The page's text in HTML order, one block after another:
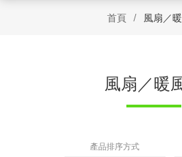
首頁 / 風扇／
風扇／暖
產品排序方式